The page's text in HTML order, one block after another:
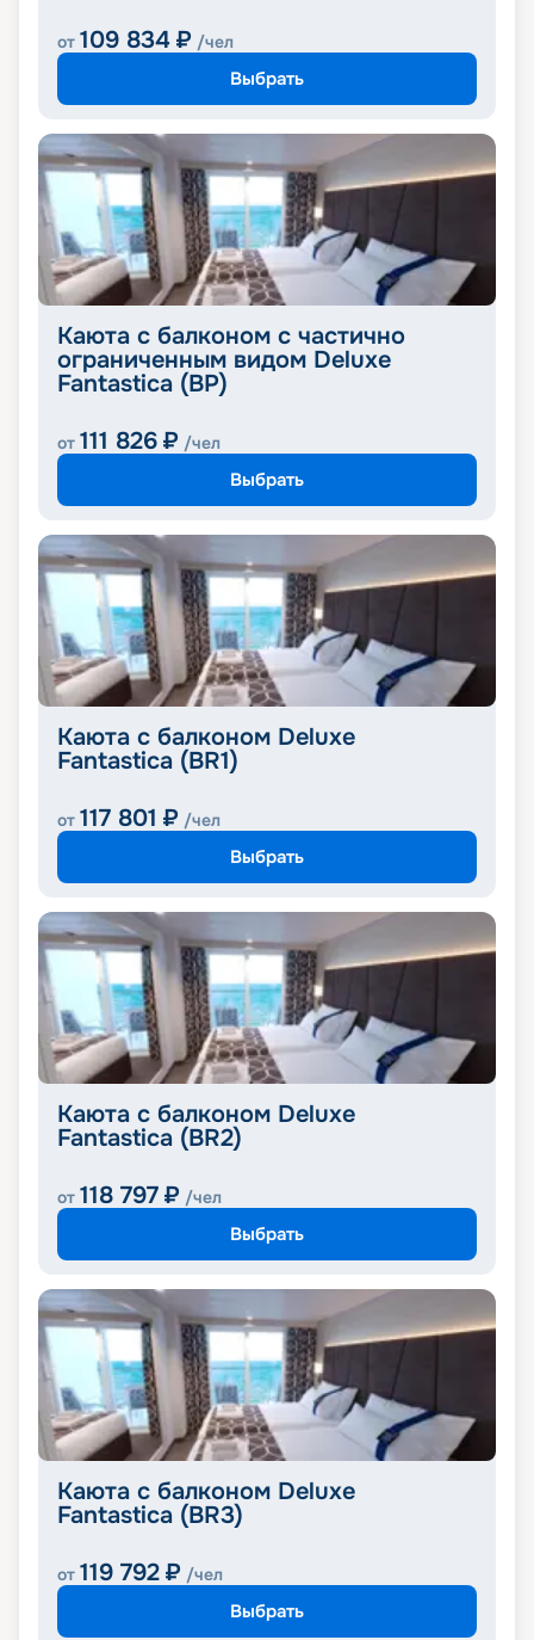
от 109 834 ₽ /чел
Выбрать
Каюта с балконом с частично
ограниченным видом Deluxe
Fantastica (BP)
от 111 826 ₽ /чел
Выбрать
Каюта с балконом Deluxe
Fantastica (BR1)
от 117 801 ₽ /чел
Выбрать
Каюта с балконом Deluxe
Fantastica (BR2)
от 118 797 ₽ /чел
Выбрать
Каюта с балконом Deluxe
Fantastica (BR3)
от 119 792 ₽ /чел
Выбрать